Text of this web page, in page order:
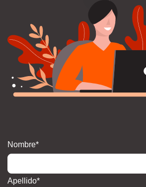
Nombre*
Apellido*